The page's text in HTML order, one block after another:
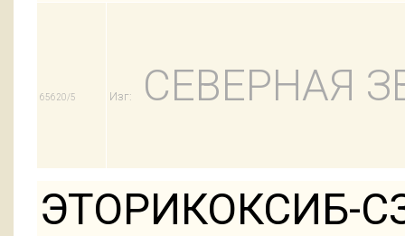
65620/5 Изг: СЕВЕРНАЯ
ЭТОРИКОКСИБ-